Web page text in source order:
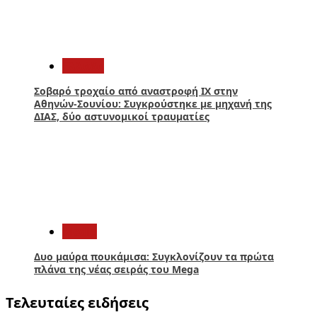
Σοβαρό τροχαίο από αναστροφή ΙΧ στην
Αθηνών-Σουνίου: Συγκρούστηκε με μηχανή της
ΔΙΑΣ, δύο αστυνομικοί τραυματίες
Δυο μαύρα πουκάμισα: Συγκλονίζουν τα πρώτα
πλάνα της νέας σειράς του Mega
Τελευταίες ειδήσεις